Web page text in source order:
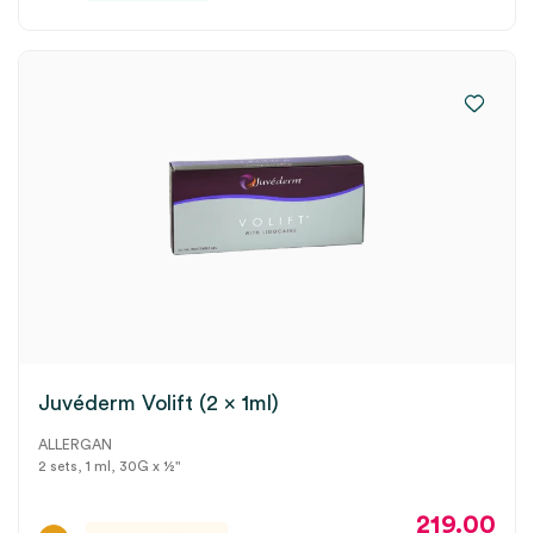
Juvéderm Volift (2 x 1ml)
ALLERGAN
2 sets, 1 ml, 30G x ½"
219.00